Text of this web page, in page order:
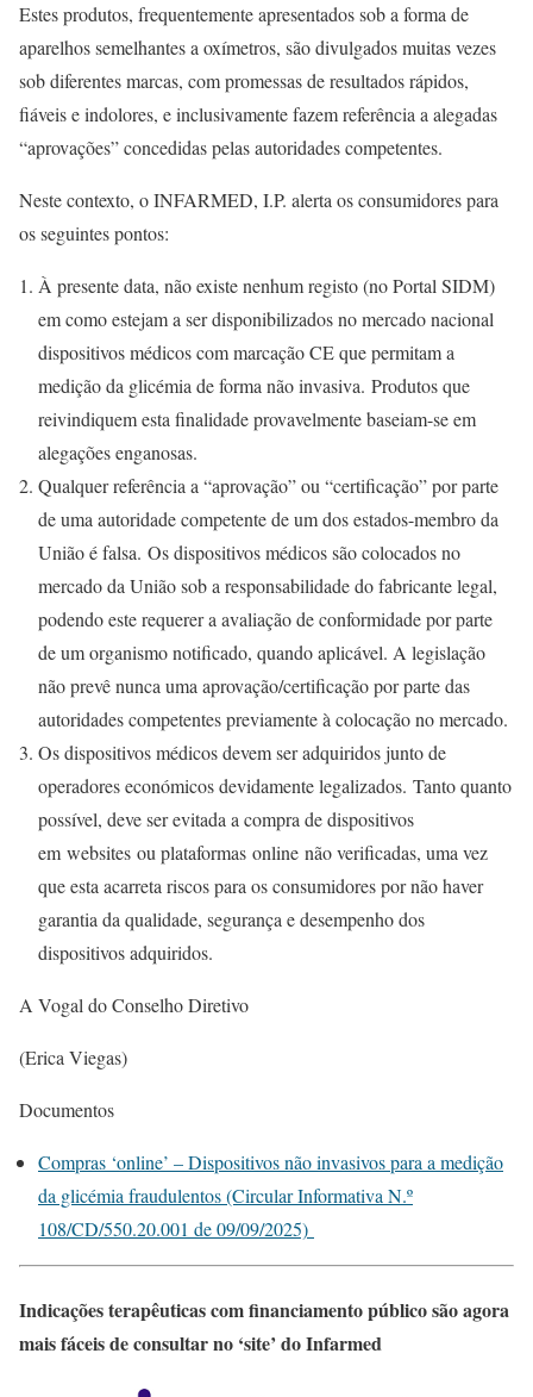
Estes produtos, frequentemente apresentados sob a forma de
aparelhos semelhantes a oxímetros, são divulgados muitas vezes
sob diferentes marcas, com promessas de resultados rápidos,
fiáveis e indolores, e inclusivamente fazem referência a alegadas
“aprovações” concedidas pelas autoridades competentes.
Neste contexto, o INFARMED, I.P. alerta os consumidores para
os seguintes pontos:
À presente data, não existe nenhum registo (no Portal SIDM)
em como estejam a ser disponibilizados no mercado nacional
dispositivos médicos com marcação CE que permitam a
medição da glicémia de forma não invasiva. Produtos que
reivindiquem esta finalidade provavelmente baseiam-se em
alegações enganosas.
Qualquer referência a “aprovação” ou “certificação” por parte
de uma autoridade competente de um dos estados-membro da
União é falsa. Os dispositivos médicos são colocados no
mercado da União sob a responsabilidade do fabricante legal,
podendo este requerer a avaliação de conformidade por parte
de um organismo notificado, quando aplicável. A legislação
não prevê nunca uma aprovação/certificação por parte das
autoridades competentes previamente à colocação no mercado.
Os dispositivos médicos devem ser adquiridos junto de
operadores económicos devidamente legalizados. Tanto quanto
possível, deve ser evitada a compra de dispositivos
em websites ou plataformas online não verificadas, uma vez
que esta acarreta riscos para os consumidores por não haver
garantia da qualidade, segurança e desempenho dos
dispositivos adquiridos.
A Vogal do Conselho Diretivo
(Erica Viegas)
Documentos
Compras ‘online’ – Dispositivos não invasivos para a medição
da glicémia fraudulentos (Circular Informativa N.º
108/CD/550.20.001 de 09/09/2025)
Indicações terapêuticas com financiamento público são agora
mais fáceis de consultar no ‘site’ do Infarmed